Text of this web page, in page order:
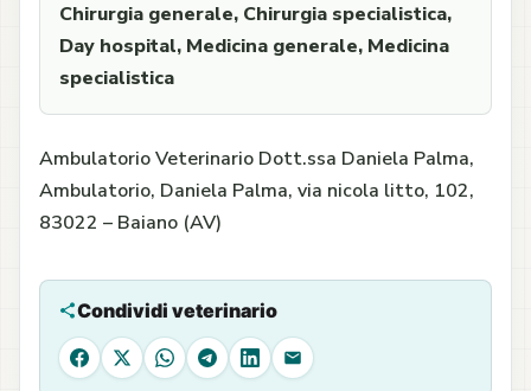
Chirurgia generale, Chirurgia specialistica,
Day hospital, Medicina generale, Medicina
specialistica
Ambulatorio Veterinario Dott.ssa Daniela Palma,
Ambulatorio, Daniela Palma, via nicola litto, 102,
83022 – Baiano (AV)
Condividi veterinario
Facebook
X WhatsAppTelegram
LinkedIn
Email